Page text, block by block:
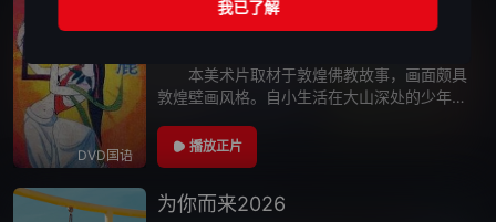
DVD国语
大陆 动画
本美术片取材于敦煌佛教故事，画面颇具
敦煌壁画风格。自小生活在大山深处的少年夹
的小动物也当家人般疼爱。某天，国王带着狩
猎队进山打猎，不忍看到平静的森林被破坏的
播放正片
为你而来2026